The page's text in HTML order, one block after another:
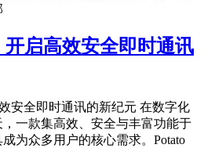
开启高效安全即时通讯
安全即时通讯的新纪元 在数字化
一款集高效、安全与丰富功能于
为众多用户的核心需求。Potato